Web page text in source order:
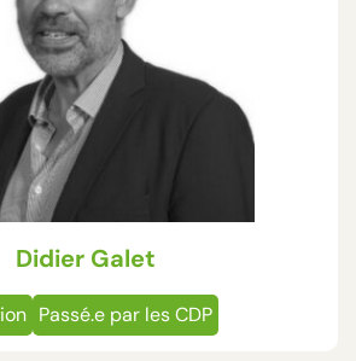
Didier Galet
Passé.e par les CDP